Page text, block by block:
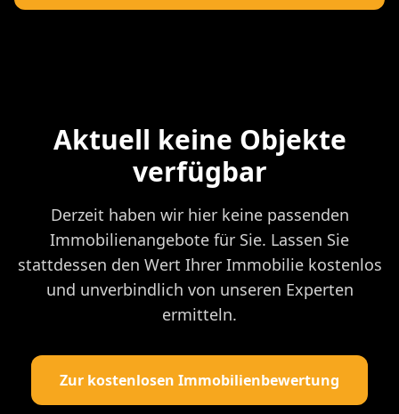
Aktuell keine Objekte
verfügbar
Derzeit haben wir hier keine passenden
Immobilienangebote für Sie. Lassen Sie
stattdessen den Wert Ihrer Immobilie kostenlos
und unverbindlich von unseren Experten
ermitteln.
Zur kostenlosen Immobilienbewertung